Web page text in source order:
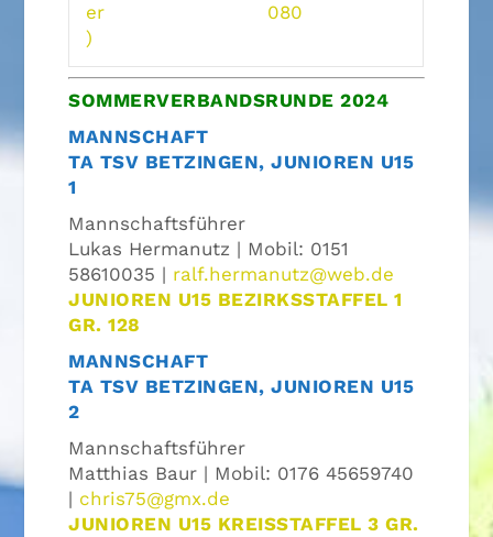
er
)
080
SOMMERVERBANDSRUNDE 2024
MANNSCHAFT
TA TSV BETZINGEN, JUNIOREN U15
1
Mannschaftsführer
Lukas Hermanutz | Mobil: 0151
58610035 | ralf.hermanutz@web.de
JUNIOREN U15 BEZIRKSSTAFFEL 1
GR. 128
MANNSCHAFT
TA TSV BETZINGEN, JUNIOREN U15
2
Mannschaftsführer
Matthias Baur | Mobil: 0176 45659740
| chris75@gmx.de
JUNIOREN U15 KREISSTAFFEL 3 GR.